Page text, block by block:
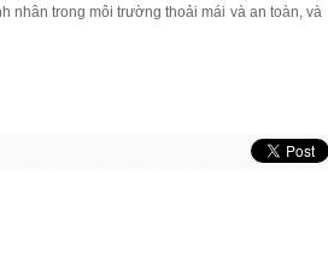
nhân trong môi trường thoải mái và an toàn, và